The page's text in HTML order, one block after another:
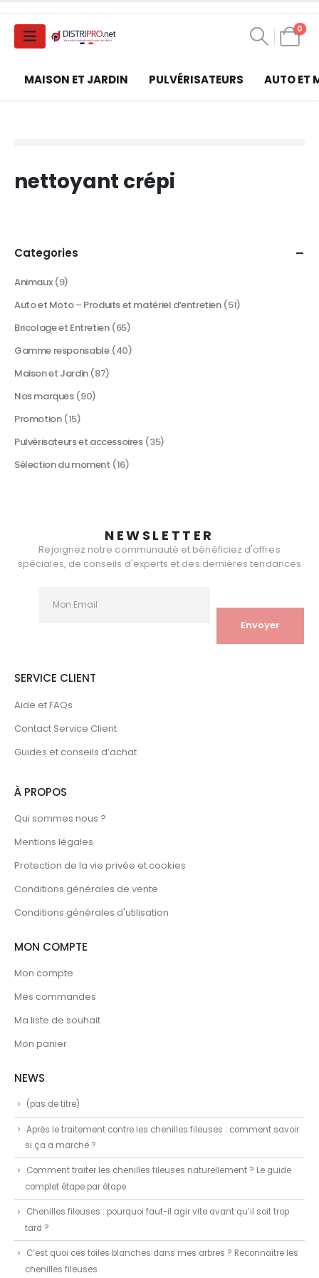
0
MAISON ET JARDIN PULVÉRISATEURS AUTO ET
nettoyant crépi
Categories
Animaux (9)
Auto et Moto – Produits et matériel d’entretien (51)
Bricolage et Entretien (65)
Gamme responsable (40)
Maison et Jardin (87)
Nos marques (90)
Promotion (15)
Pulvérisateurs et accessoires (35)
Sélection du moment (16)
NEWSLETTER
Rejoignez notre communauté et bénéficiez d'offres
spéciales, de conseils d'experts et des dernières tendances
SERVICE CLIENT
Aide et FAQs
Contact Service Client
Guides et conseils d’achat
À PROPOS
Qui sommes nous ?
Mentions légales
Protection de la vie privée et cookies
Conditions générales de vente
Conditions générales d'utilisation
MON COMPTE
Mon compte
Mes commandes
Ma liste de souhait
Mon panier
NEWS
(pas de titre)
Après le traitement contre les chenilles fileuses : comment savoir
si ça a marché ?
Comment traiter les chenilles fileuses naturellement ? Le guide
complet étape par étape
Chenilles fileuses : pourquoi faut-il agir vite avant qu’il soit trop
tard ?
C’est quoi ces toiles blanches dans mes arbres ? Reconnaître les
chenilles fileuses